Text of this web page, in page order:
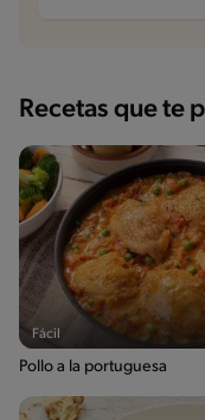
Recetas que te
Fácil
Pollo a la portuguesa